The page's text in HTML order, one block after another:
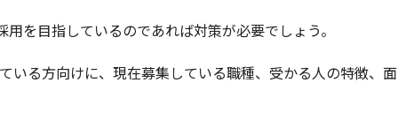
を目指しているのであれば対策が必要でしょう。
いる方向けに、現在募集している職種、受かる人の特徴、面